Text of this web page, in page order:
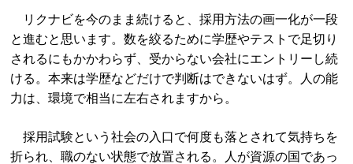
リクナビを今のまま続けると、採用方法の画一化が一段
と進むと思います。数を絞るために学歴やテストで足切り
されるにもかかわらず、受からない会社にエントリーし続
ける。本来は学歴などだけで判断はできないはず。人の能
力は、環境で相当に左右されますから。
採用試験という社会の入口で何度も落とされて気持ちを
折られ、職のない状態で放置される。人が資源の国であっ